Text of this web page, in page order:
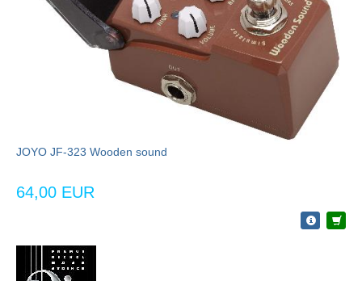
JOYO JF-323 Wooden sound
64,00 EUR